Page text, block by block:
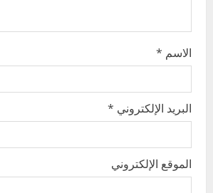
الاسم *
البريد الإلكتروني *
الموقع الإلكتروني